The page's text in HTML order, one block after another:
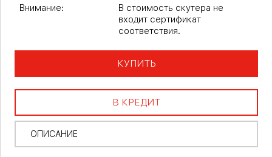
Внимание:
В стоимость скутера не
входит сертификат
соответствия.
КУПИТЬ
В КРЕДИТ
ОПИСАНИЕ